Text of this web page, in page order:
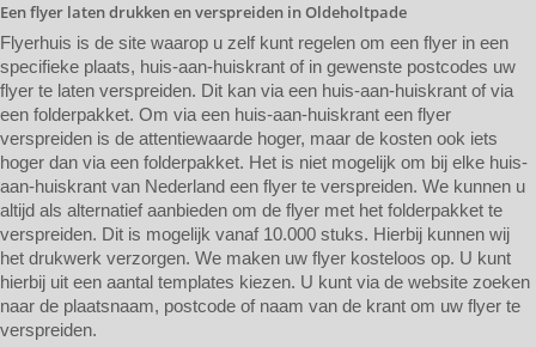
Een flyer laten drukken en verspreiden in Oldeholtpade
Flyerhuis is de site waarop u zelf kunt regelen om een flyer in een
specifieke plaats, huis-aan-huiskrant of in gewenste postcodes uw
flyer te laten verspreiden. Dit kan via een huis-aan-huiskrant of via
een folderpakket. Om via een huis-aan-huiskrant een flyer
verspreiden is de attentiewaarde hoger, maar de kosten ook iets
hoger dan via een folderpakket. Het is niet mogelijk om bij elke huis-
aan-huiskrant van Nederland een flyer te verspreiden. We kunnen u
altijd als alternatief aanbieden om de flyer met het folderpakket te
verspreiden. Dit is mogelijk vanaf 10.000 stuks. Hierbij kunnen wij
het drukwerk verzorgen. We maken uw flyer kosteloos op. U kunt
hierbij uit een aantal templates kiezen. U kunt via de website zoeken
naar de plaatsnaam, postcode of naam van de krant om uw flyer te
verspreiden.